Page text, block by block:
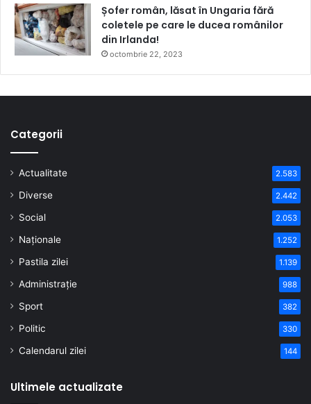
Șofer român, lăsat în Ungaria fără
coletele pe care le ducea românilor
din Irlanda!
octombrie 22, 2023
Categorii
Actualitate 2.583
Diverse 2.442
Social 2.053
Naționale 1.252
Pastila zilei 1.139
Administrație 988
Sport 382
Politic 330
Calendarul zilei 144
Ultimele actualizate